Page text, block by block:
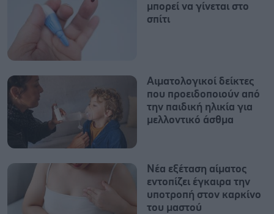
μπορεί να γίνεται στο
σπίτι
Αιματολογικοί δείκτες
που προειδοποιούν από
την παιδική ηλικία για
μελλοντικό άσθμα
Νέα εξέταση αίματος
εντοπίζει έγκαιρα την
υποτροπή στον καρκίνο
του μαστού